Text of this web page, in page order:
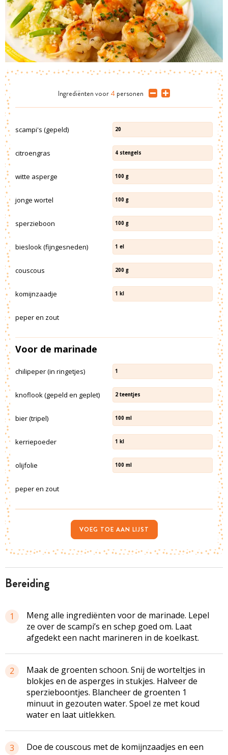
bereiding
1
Meng alle ingrediënten voor de marinade. Lepel
ze over de scampi’s en schep goed om. Laat
afgedekt een nacht marineren in de koelkast.
2
Maak de groenten schoon. Snij de worteltjes in
blokjes en de asperges in stukjes. Halveer de
sperzieboontjes. Blancheer de groenten 1
minuut in gezouten water. Spoel ze met koud
water en laat uitlekken.
3
Doe de couscous met de komijnzaadjes en een
Ingrediënten voor 4 personen
scampi's (gepeld) 20
citroengras 4 stengels
witte asperge 100 g
jonge wortel 100 g
sperzieboon 100 g
bieslook (fijngesneden) 1 el
couscous 200 g
komijnzaadje 1 kl
peper en zout
Voor de marinade
chilipeper (in ringetjes) 1
knoflook (gepeld en geplet) 2 teentjes
bier (tripel) 100 ml
kerriepoeder 1 kl
olijfolie 100 ml
peper en zout
VOEG TOE AAN LIJST